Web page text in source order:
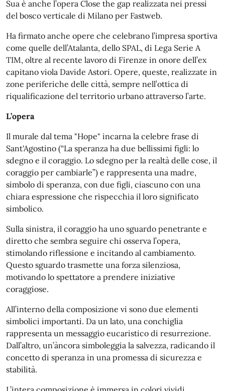
Sua è anche l’opera Close the gap realizzata nei pressi
del bosco verticale di Milano per Fastweb.
Ha firmato anche opere che celebrano l’impresa sportiva
come quelle dell’Atalanta, dello SPAL, di Lega Serie A
TIM, oltre al recente lavoro di Firenze in onore dell’ex
capitano viola Davide Astori. Opere, queste, realizzate in
zone periferiche delle città, sempre nell’ottica di
riqualificazione del territorio urbano attraverso l’arte.
L’opera
Il murale dal tema "Hope" incarna la celebre frase di
Sant'Agostino (“La speranza ha due bellissimi figli: lo
sdegno e il coraggio. Lo sdegno per la realtà delle cose, il
coraggio per cambiarle”) e rappresenta una madre,
simbolo di speranza, con due figli, ciascuno con una
chiara espressione che rispecchia il loro significato
simbolico.
Sulla sinistra, il coraggio ha uno sguardo penetrante e
diretto che sembra seguire chi osserva l’opera,
stimolando riflessione e incitando al cambiamento.
Questo sguardo trasmette una forza silenziosa,
motivando lo spettatore a prendere iniziative
coraggiose.
All’interno della composizione vi sono due elementi
simbolici importanti. Da un lato, una conchiglia
rappresenta un messaggio eucaristico di resurrezione.
Dall’altro, un’àncora simboleggia la salvezza, radicando il
concetto di speranza in una promessa di sicurezza e
stabilità.